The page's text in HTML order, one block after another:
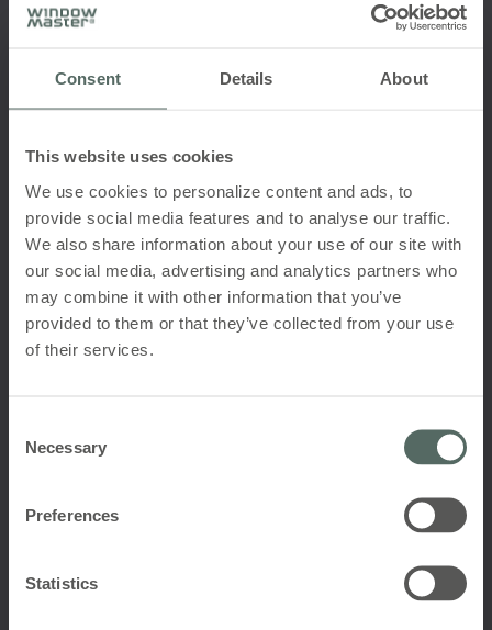
Consent Details About
This website uses cookies
We use cookies to personalize content and ads, to
provide social media features and to analyse our traffic.
We also share information about your use of our site with
our social media, advertising and analytics partners who
may combine it with other information that you’ve
provided to them or that they’ve collected from your use
of their services.
Selection
Necessary
Preferences
Statistics
Naturlig og hybrid ventilation
ventilation udnytter naturlige kræfter som vind og
temperaturforskelle til at skabe en kontinuerlig
Det er en energieffektiv metode, der sikrer frisk luft
og reducerer CO₂-niveauer i bygningen.
Hybride ventilationssystemer kombinerer det
bedste fra naturlig og mekanisk ventilation og